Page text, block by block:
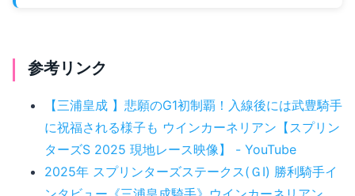
参考リンク
【三浦皇成 】悲願のG1初制覇！入線後には武豊騎手
に祝福される様子も ウインカーネリアン【スプリン
ターズS 2025 現地レース映像】 - YouTube
2025年 スプリンターズステークス(ＧⅠ) 勝利騎手イ